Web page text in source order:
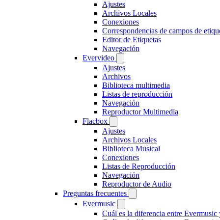
Ajustes
Archivos Locales
Conexiones
Correspondencias de campos de
Editor de Etiquetas
Navegación
Evervideo
Ajustes
Archivos
Biblioteca multimedia
Listas de reproducción
Navegación
Reproductor Multimedia
Flacbox
Ajustes
Archivos Locales
Biblioteca Musical
Conexiones
Listas de Reproducción
Navegación
Reproductor de Audio
Preguntas frecuentes
Evermusic
Cuál es la diferencia entre